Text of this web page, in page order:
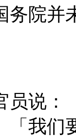
务院并
员说：
「我们